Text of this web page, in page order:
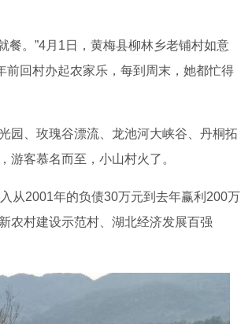
餐。”4月1日，黄梅县柳林乡老铺村如意
回村办起农家乐，每到周末，她都忙得
园、玫瑰谷漂流、龙池河大峡谷、丹桐拓
游客慕名而至，小山村火了。
从2001年的负债30万元到去年赢利200万
农村建设示范村、湖北经济发展百强